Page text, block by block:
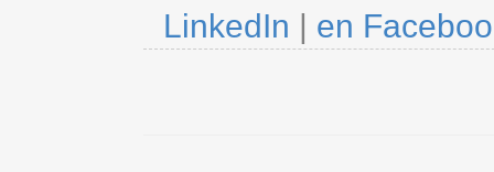
LinkedIn | en